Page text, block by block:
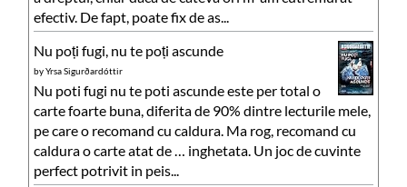
efectiv. De fapt, poate fix de as...
Nu poți fugi, nu te poți ascunde
byYrsa Sigurðardóttir
Nu poti fugi nu te poti ascunde este per total o
carte foarte buna, diferita de 90% dintre lecturile mele,
pe care o recomand cu caldura. Ma rog, recomand cu
caldura o carte atat de … inghetata. Un joc de cuvinte
perfect potrivit in peis...